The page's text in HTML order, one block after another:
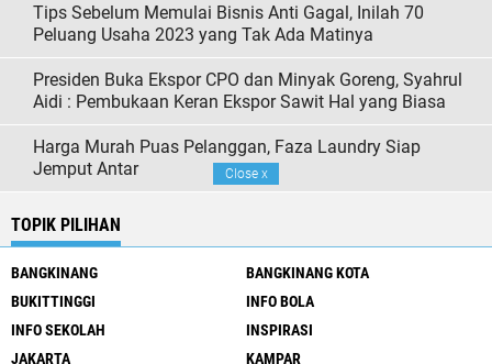
Tips Sebelum Memulai Bisnis Anti Gagal, Inilah 70
Peluang Usaha 2023 yang Tak Ada Matinya
Presiden Buka Ekspor CPO dan Minyak Goreng, Syahrul
Aidi : Pembukaan Keran Ekspor Sawit Hal yang Biasa
Harga Murah Puas Pelanggan, Faza Laundry Siap
Jemput Antar
TOPIK PILIHAN
BANGKINANG
BANGKINANG KOTA
BUKITTINGGI
INFO BOLA
INFO SEKOLAH
INSPIRASI
JAKARTA
KAMPAR
Close x